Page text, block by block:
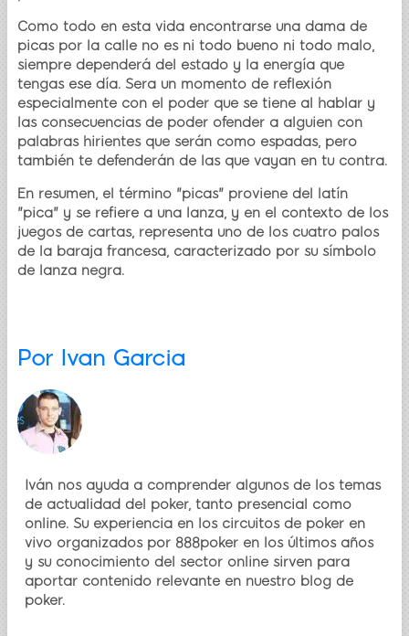
Como todo en esta vida encontrarse una dama de
picas por la calle no es ni todo bueno ni todo malo,
siempre dependerá del estado y la energía que
tengas ese día. Sera un momento de reflexión
especialmente con el poder que se tiene al hablar y
las consecuencias de poder ofender a alguien con
palabras hirientes que serán como espadas, pero
también te defenderán de las que vayan en tu contra.
En resumen, el término "picas" proviene del latín
"pica" y se refiere a una lanza, y en el contexto de los
juegos de cartas, representa uno de los cuatro palos
de la baraja francesa, caracterizado por su símbolo
de lanza negra.
Por Ivan Garcia
Iván nos ayuda a comprender algunos de los temas
de actualidad del poker, tanto presencial como
online. Su experiencia en los circuitos de poker en
vivo organizados por 888poker en los últimos años
y su conocimiento del sector online sirven para
aportar contenido relevante en nuestro blog de
poker.